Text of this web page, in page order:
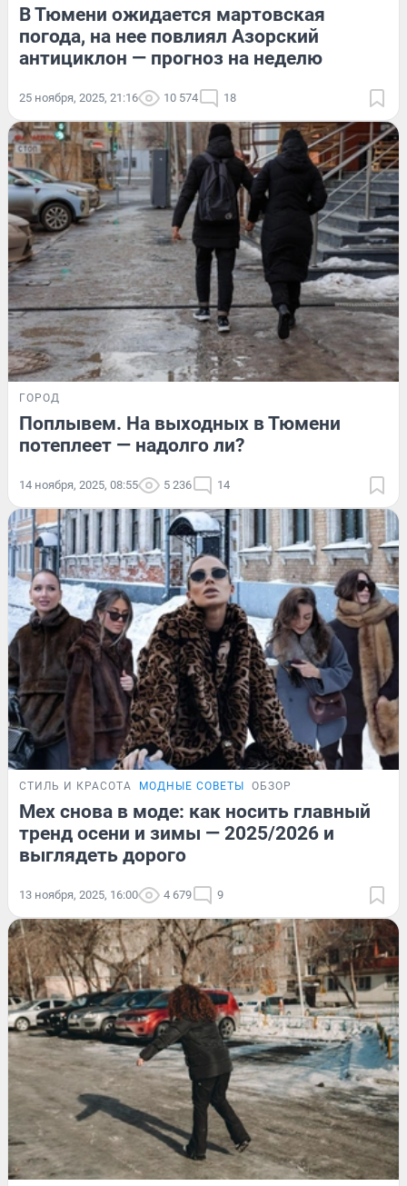
В Тюмени ожидается мартовская
погода, на нее повлиял Азорский
антициклон — прогноз на неделю
25 ноября, 2025, 21:16 10 574 18
ГОРОД
Поплывем. На выходных в Тюмени
потеплеет — надолго ли?
14 ноября, 2025, 08:55 5 236 14
СТИЛЬ И КРАСОТА МОДНЫЕ СОВЕТЫ ОБЗОР
Мех снова в моде: как носить главный
тренд осени и зимы — 2025/2026 и
выглядеть дорого
13 ноября, 2025, 16:00 4 679 9